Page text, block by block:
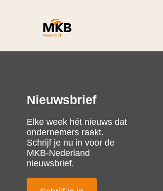
Nieuwsbrief
Elke week hét nieuws dat
ondernemers raakt.
Schrijf je nu in voor de
MKB-Nederland
nieuwsbrief.